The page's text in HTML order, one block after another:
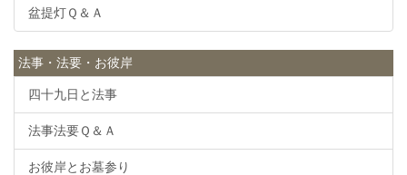
盆提灯Ｑ＆Ａ
法事・法要・お彼岸
四十九日と法事
法事法要Ｑ＆Ａ
お彼岸とお墓参り